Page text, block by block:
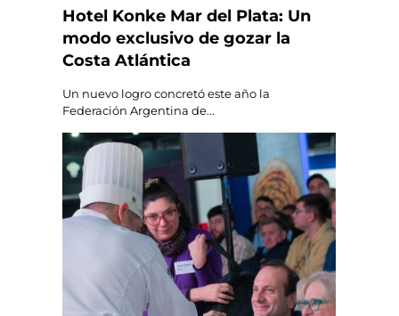
Hotel Konke Mar del Plata: Un
modo exclusivo de gozar la
Costa Atlántica
Un nuevo logro concretó este año la
Federación Argentina de...